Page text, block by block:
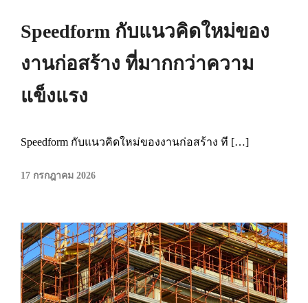
Speedform กับแนวคิดใหม่ของ
งานก่อสร้าง ที่มากกว่าความ
แข็งแรง
Speedform กับแนวคิดใหม่ของงานก่อสร้าง ที […]
17 กรกฎาคม 2026